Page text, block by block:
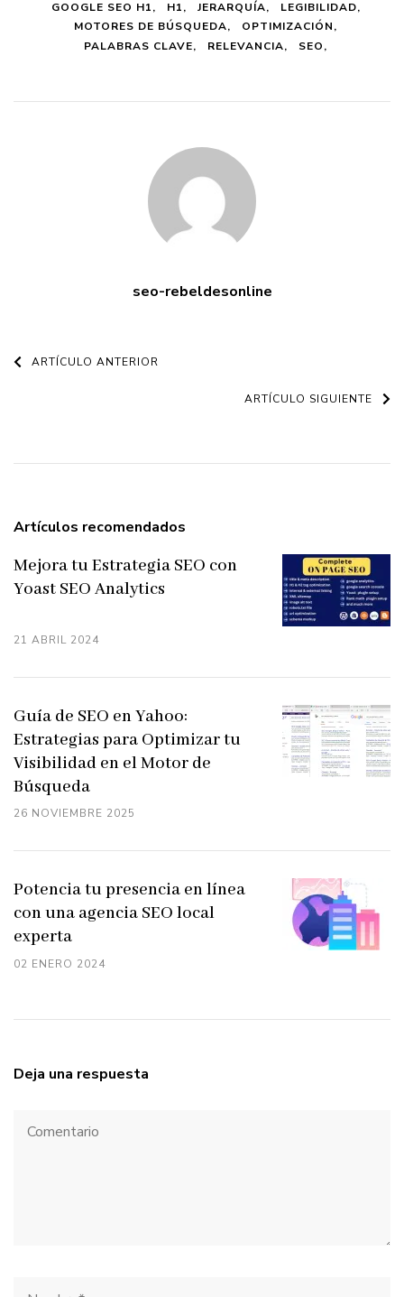
GOOGLE SEO H1
H1 JERARQUÍA
LEGIBILIDAD
MOTORES DE BÚSQUEDA
OPTIMIZACIÓN
PALABRAS CLAVE
RELEVANCIA SEO
seo-rebeldesonline
Navegación
ARTÍCULO ANTERIOR
ARTÍCULO SIGUIENTE
Artículos recomendados
21 ABRIL 2024
Mejora tu Estrategia SEO con
Yoast SEO Analytics
26 NOVIEMBRE 2025
Guía de SEO en Yahoo:
Estrategias para Optimizar tu
Visibilidad en el Motor de
Búsqueda
02 ENERO 2024
Potencia tu presencia en línea
con una agencia SEO local
experta
Deja una respuesta